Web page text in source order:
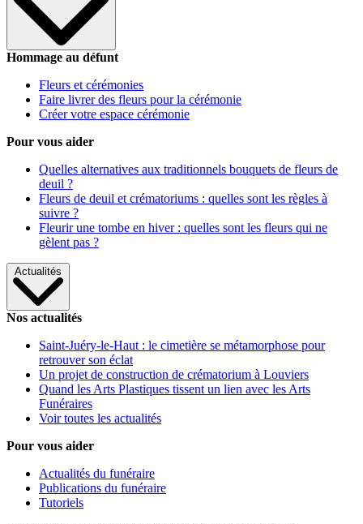
Hommage au défunt
Fleurs et cérémonies
Faire livrer des fleurs pour la cérémonie
Créer votre espace cérémonie
Pour vous aider
Quelles alternatives aux traditionnels bouquets de fleurs de
deuil ?
Fleurs de deuil et crématoriums : quelles sont les règles à
suivre ?
Fleurir une tombe en hiver : quelles sont les fleurs qui ne
gèlent pas ?
Actualités
Nos actualités
Saint-Juéry-le-Haut : le cimetière se métamorphose pour
retrouver son éclat
Un projet de construction de crématorium à Louviers
Quand les Arts Plastiques tissent un lien avec les Arts
Funéraires
Voir toutes les actualités
Pour vous aider
Actualités du funéraire
Publications du funéraire
Tutoriels